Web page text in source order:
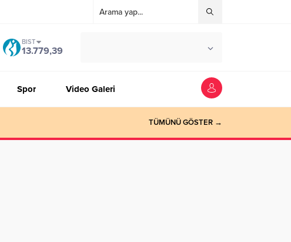
BIST
13.779,39
Spor Video Galeri
TÜMÜNÜ GÖSTER →